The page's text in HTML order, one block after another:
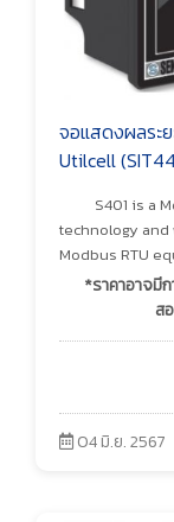
จอแสดงผลระ
Utilcell
S401 is a
technology
Modbus RTU
*ราคาอาจมี
ส
04 มิ.ย. 2567